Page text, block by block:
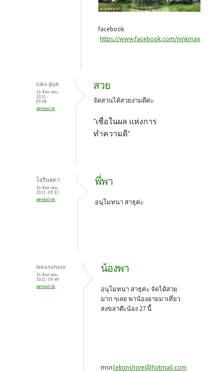
facebook
https://www.facebook.com/ninkmax
แดง อุบล
16 สิงหาคม,
2011 -
09:08
permalink
สวย
จัดสวนได้สวยงามดีค่ะ
"เชื่อในผล แห่งการ
ทำความดี"
ไอรินลดา
16 สิงหาคม,
2011 - 09:31
permalink
พี่พา
อนุโมทนา สาธุค่ะ
lekonshore
16 สิงหาคม,
2011 - 09:49
permalink
น้องพา
อนุโมทนา สาธุค่ะ จัดได้สวย
มาก ๆเลย พาน้องอายมาเที่ยว
สงขลาต๊ะน้อง 27 นี้
msn:lekonshore@hotmail.com